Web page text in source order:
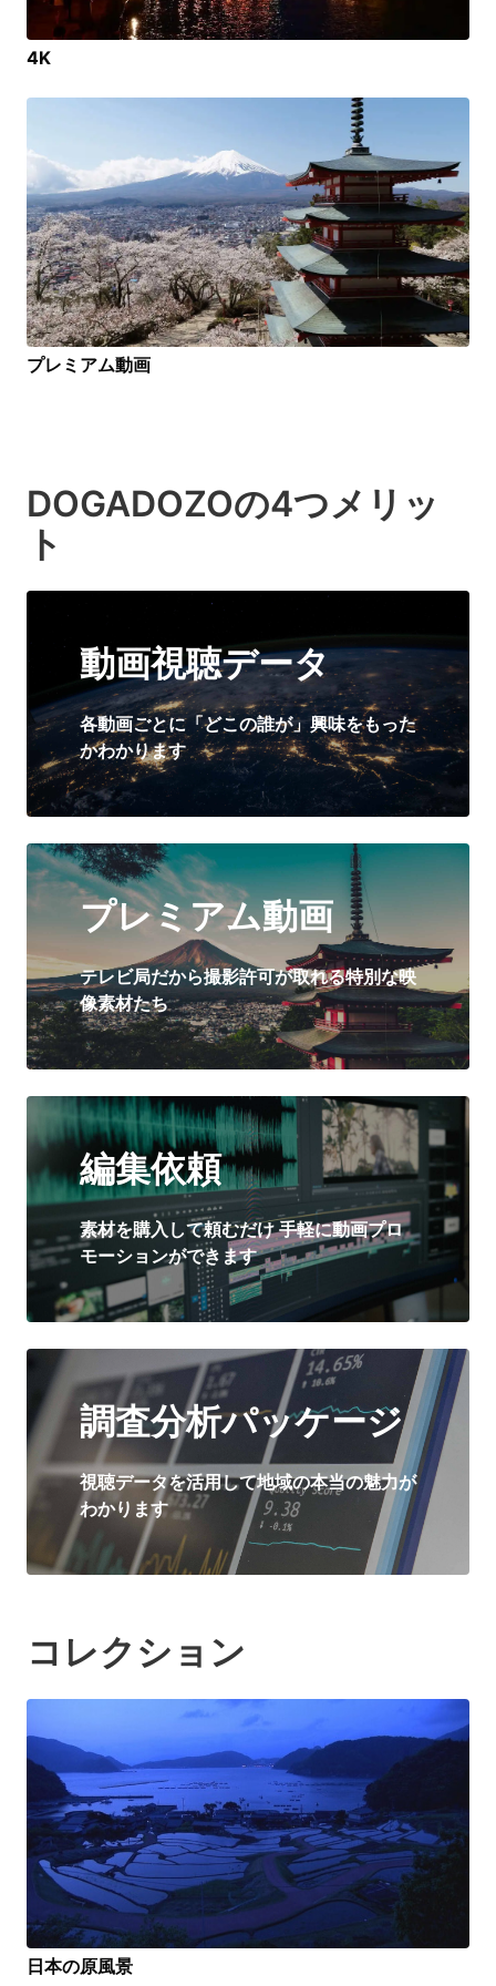
4K
プレミアム動画
DOGADOZOの4つメリッ
ト
動画視聴データ
各動画ごとに「どこの誰が」興味をもった
かわかります
プレミアム動画
テレビ局だから撮影許可が取れる特別な映
像素材たち
編集依頼
素材を購入して頼むだけ 手軽に動画プロ
モーションができます
調査分析パッケージ
視聴データを活用して地域の本当の魅力が
わかります
コレクション
日本の原風景